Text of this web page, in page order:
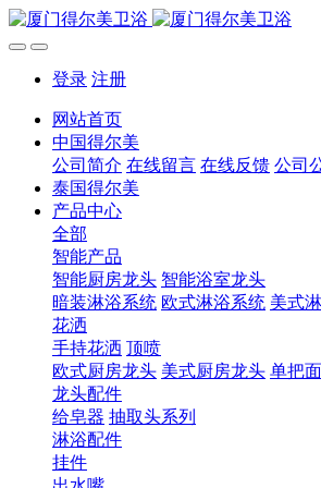
登录 注册
网站首页
中国得尔美
公司简介 在线留言 在线反馈 公司
泰国得尔美
产品中心
全部
智能产品
智能厨房龙头 智能浴室龙头
暗装淋浴系统 欧式淋浴系统 美式
花洒
手持花洒 顶喷
欧式厨房龙头 美式厨房龙头 单把
龙头配件
给皂器 抽取头系列
淋浴配件
挂件